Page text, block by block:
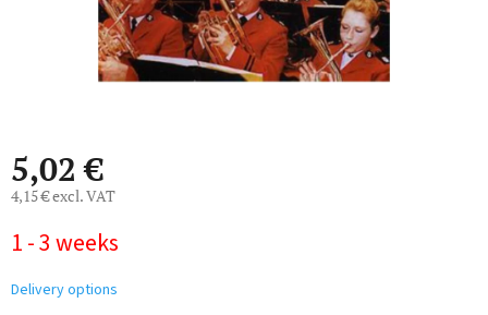
5,02 €
4,15 € excl. VAT
price:
1 - 3 weeks
Delivery options